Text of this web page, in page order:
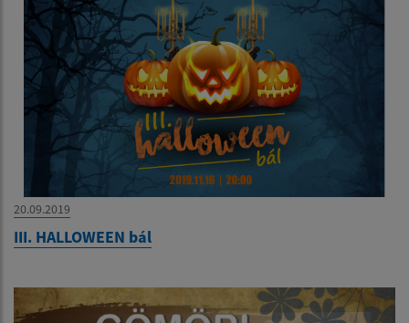
20.09.2019
III. HALLOWEEN bál